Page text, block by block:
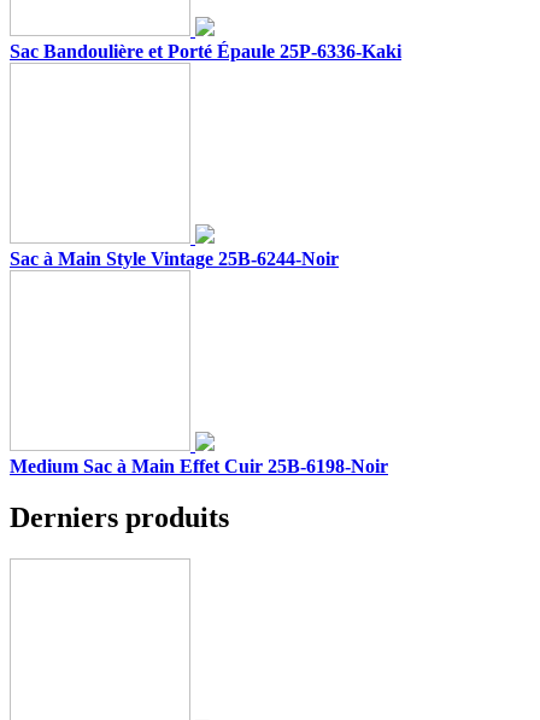
Sac Bandoulière et Porté Épaule 25P-6336-Kaki
Sac à Main Style Vintage 25B-6244-Noir
Medium Sac à Main Effet Cuir 25B-6198-Noir
Derniers produits